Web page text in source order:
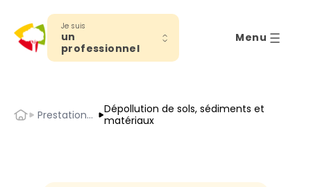
Je suis
un
professionnel
Menu
AccueilPrestations TP et matériaux
Dépollution de sols, sédiments et
matériaux